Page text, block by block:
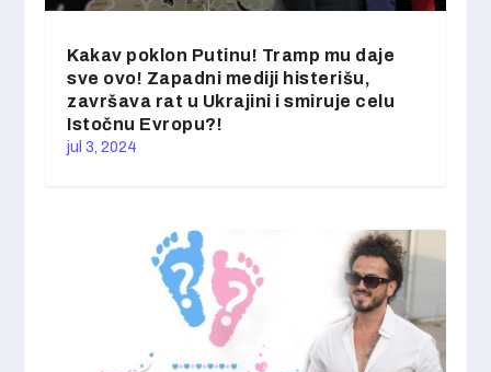
Kakav poklon Putinu! Tramp mu daje
sve ovo! Zapadni mediji histerišu,
završava rat u Ukrajini i smiruje celu
Istočnu Evropu?!
jul 3, 2024